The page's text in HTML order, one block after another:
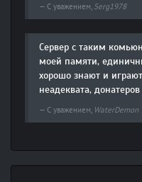
С уважением, Serg1978
Сервер с таким
моей памяти,
хорошо знают и
неадеквата,
С уважением, WaterDemon